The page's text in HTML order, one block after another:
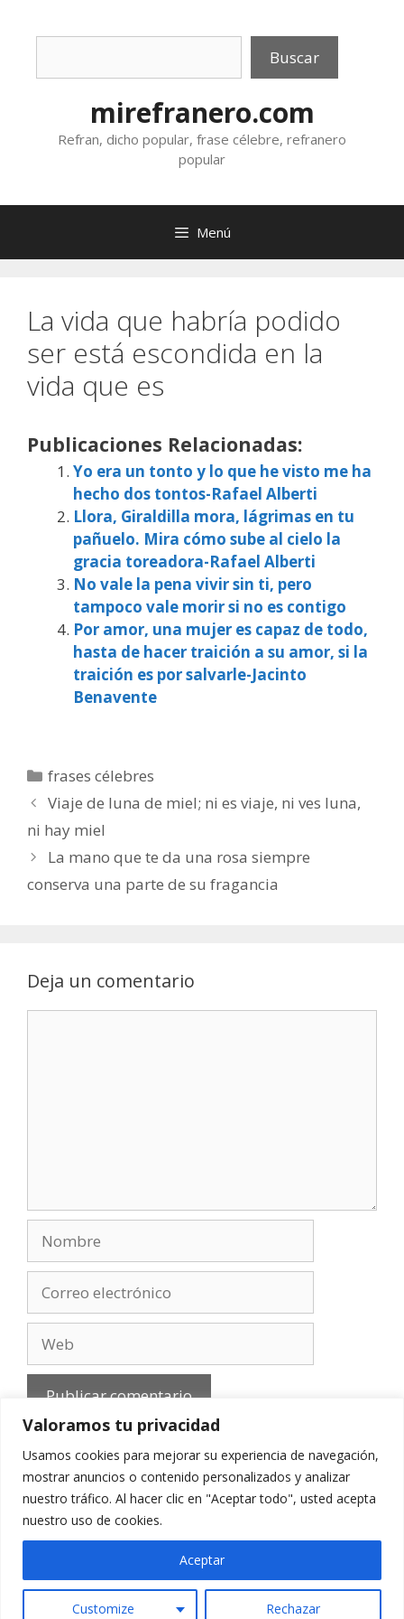
Valoramos tu privacidad
Usamos cookies para mejorar su experiencia de navegación,
mostrar anuncios o contenido personalizados y analizar
nuestro tráfico. Al hacer clic en "Aceptar todo", usted acepta
nuestro uso de cookies.
Customize Rechazar
Aceptar
Buscar
mirefranero.com
Refran, dicho popular, frase célebre, refranero
popular
Menú
La vida que habría podido
ser está escondida en la
vida que es
Publicaciones Relacionadas:
Yo era un tonto y lo que he visto me ha
hecho dos tontos-Rafael Alberti
Llora, Giraldilla mora, lágrimas en tu
pañuelo. Mira cómo sube al cielo la
gracia toreadora-Rafael Alberti
No vale la pena vivir sin ti, pero
tampoco vale morir si no es contigo
Por amor, una mujer es capaz de todo,
hasta de hacer traición a su amor, si la
traición es por salvarle-Jacinto
Benavente
Categorías
frases célebres
Viaje de luna de miel; ni es viaje, ni ves luna,
ni hay miel
La mano que te da una rosa siempre
conserva una parte de su fragancia
Deja un comentario
electrónico
Aviso Legal-Política de privacidad
Contacto